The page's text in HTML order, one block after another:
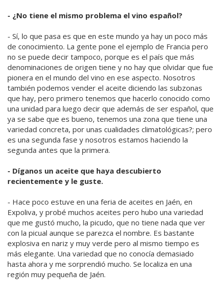
- ¿No tiene el mismo problema el vino español?
- Sí, lo que pasa es que en este mundo ya hay un poco más
de conocimiento. La gente pone el ejemplo de Francia pero
no se puede decir tampoco, porque es el país que más
denominaciones de origen tiene y no hay que olvidar que fue
pionera en el mundo del vino en ese aspecto. Nosotros
también podemos vender el aceite diciendo las subzonas
que hay, pero primero tenemos que hacerlo conocido como
una unidad para luego decir que además de ser español, que
ya se sabe que es bueno, tenemos una zona que tiene una
variedad concreta, por unas cualidades climatológicas?; pero
es una segunda fase y nosotros estamos haciendo la
segunda antes que la primera.
- Díganos un aceite que haya descubierto
recientemente y le guste.
- Hace poco estuve en una feria de aceites en Jaén, en
Expoliva, y probé muchos aceites pero hubo una variedad
que me gustó mucho, la picudo, que no tiene nada que ver
con la picual aunque se parezca el nombre. Es bastante
explosiva en nariz y muy verde pero al mismo tiempo es
más elegante. Una variedad que no conocía demasiado
hasta ahora y me sorprendió mucho. Se localiza en una
región muy pequeña de Jaén.